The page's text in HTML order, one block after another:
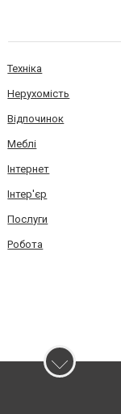
Техніка
Нерухомість
Відпочинок
Меблі
Інтернет
Інтер'єр
Послуги
Робота